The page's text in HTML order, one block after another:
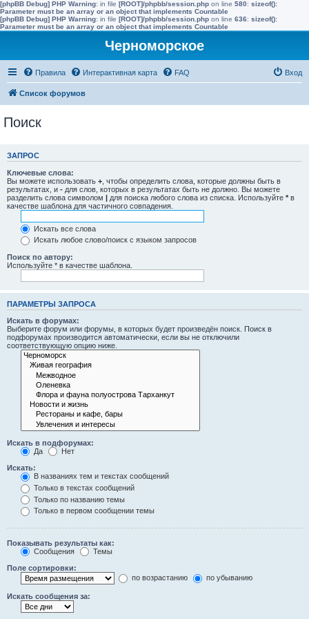
[phpBB Debug] PHP Warning: in file [ROOT]/phpbb/session.php on line 580: sizeof():
Parameter must be an array or an object that implements Countable
[phpBB Debug] PHP Warning: in file [ROOT]/phpbb/session.php on line 636: sizeof():
Parameter must be an array or an object that implements Countable
Черноморское
Правила Интерактивная карта FAQ Вход
Список форумов
Поиск
ЗАПРОС
Ключевые слова:
Вы можете использовать + , чтобы определить слова, которые должны быть в
результатах, и - для слов, которых в результатах быть не должно. Вы можете
разделить слова символом | для поиска любого слова из списка. Используйте * в
качестве шаблона для частичного совпадения.
Искать все слова
Искать любое слово/поиск с языком запросов
Поиск по автору:
Используйте * в качестве шаблона.
ПАРАМЕТРЫ ЗАПРОСА
Искать в форумах:
Выберите форум или форумы, в которых будет произведён поиск. Поиск в
подфорумах производится автоматически, если вы не отключили
соответствующую опцию ниже.
Искать в подфорумах:
Да
Нет
Искать:
В названиях тем и текстах сообщений
Только в текстах сообщений
Только по названию темы
Только в первом сообщении темы
Показывать результаты как:
Сообщения
Темы
Поле сортировки:
по возрастанию
по убыванию
Искать сообщения за: